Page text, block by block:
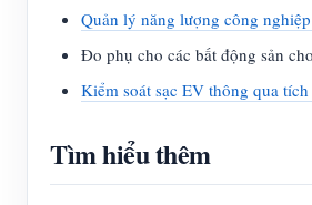
Quản lý năng lượng công
Đo phụ cho các bất động sản
Kiểm soát sạc EV thông qua tích
Tìm hiểu thêm